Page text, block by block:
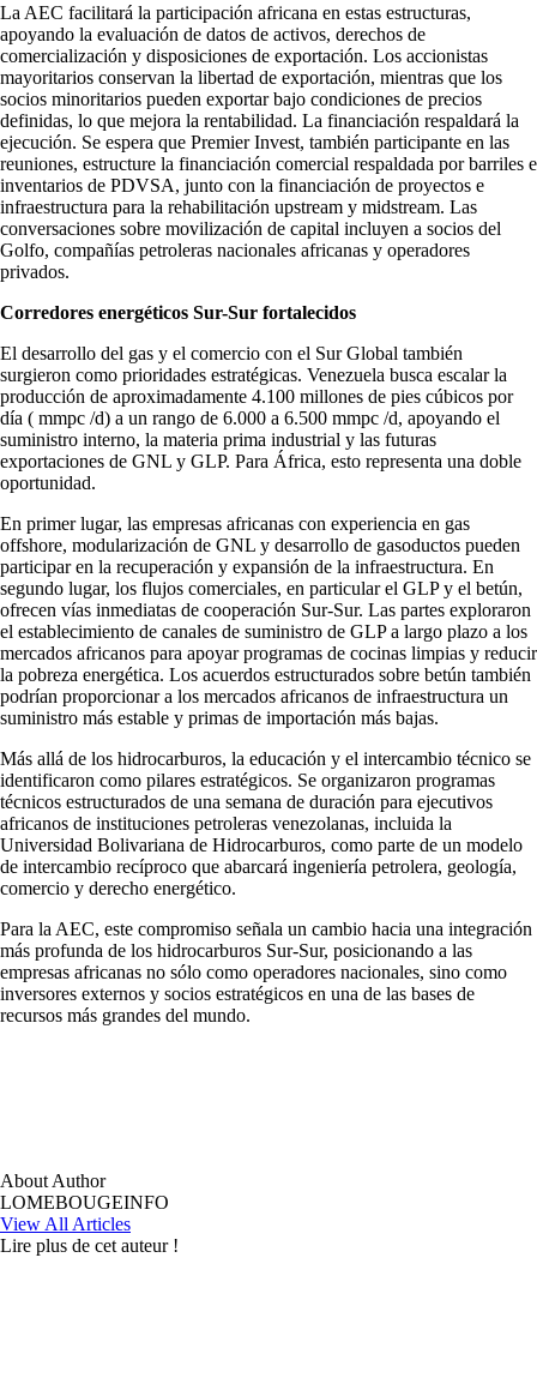
La AEC facilitará la participación africana en estas estructuras,
apoyando la evaluación de datos de activos, derechos de
comercialización y disposiciones de exportación. Los accionistas
mayoritarios conservan la libertad de exportación, mientras que los
socios minoritarios pueden exportar bajo condiciones de precios
definidas, lo que mejora la rentabilidad. La financiación respaldará la
ejecución. Se espera que Premier Invest, también participante en las
reuniones, estructure la financiación comercial respaldada por barriles e
inventarios de PDVSA, junto con la financiación de proyectos e
infraestructura para la rehabilitación upstream y midstream. Las
conversaciones sobre movilización de capital incluyen a socios del
Golfo, compañías petroleras nacionales africanas y operadores
privados.
Corredores energéticos Sur-Sur fortalecidos
El desarrollo del gas y el comercio con el Sur Global también
surgieron como prioridades estratégicas. Venezuela busca escalar la
producción de aproximadamente 4.100 millones de pies cúbicos por
día ( mmpc /d) a un rango de 6.000 a 6.500 mmpc /d, apoyando el
suministro interno, la materia prima industrial y las futuras
exportaciones de GNL y GLP. Para África, esto representa una doble
oportunidad.
En primer lugar, las empresas africanas con experiencia en gas
offshore, modularización de GNL y desarrollo de gasoductos pueden
participar en la recuperación y expansión de la infraestructura. En
segundo lugar, los flujos comerciales, en particular el GLP y el betún,
ofrecen vías inmediatas de cooperación Sur-Sur. Las partes exploraron
el establecimiento de canales de suministro de GLP a largo plazo a los
mercados africanos para apoyar programas de cocinas limpias y reducir
la pobreza energética. Los acuerdos estructurados sobre betún también
podrían proporcionar a los mercados africanos de infraestructura un
suministro más estable y primas de importación más bajas.
Más allá de los hidrocarburos, la educación y el intercambio técnico se
identificaron como pilares estratégicos. Se organizaron programas
técnicos estructurados de una semana de duración para ejecutivos
africanos de instituciones petroleras venezolanas, incluida la
Universidad Bolivariana de Hidrocarburos, como parte de un modelo
de intercambio recíproco que abarcará ingeniería petrolera, geología,
comercio y derecho energético.
Para la AEC, este compromiso señala un cambio hacia una integración
más profunda de los hidrocarburos Sur-Sur, posicionando a las
empresas africanas no sólo como operadores nacionales, sino como
inversores externos y socios estratégicos en una de las bases de
recursos más grandes del mundo.
About Author
LOMEBOUGEINFO
View All Articles
Lire plus de cet auteur !